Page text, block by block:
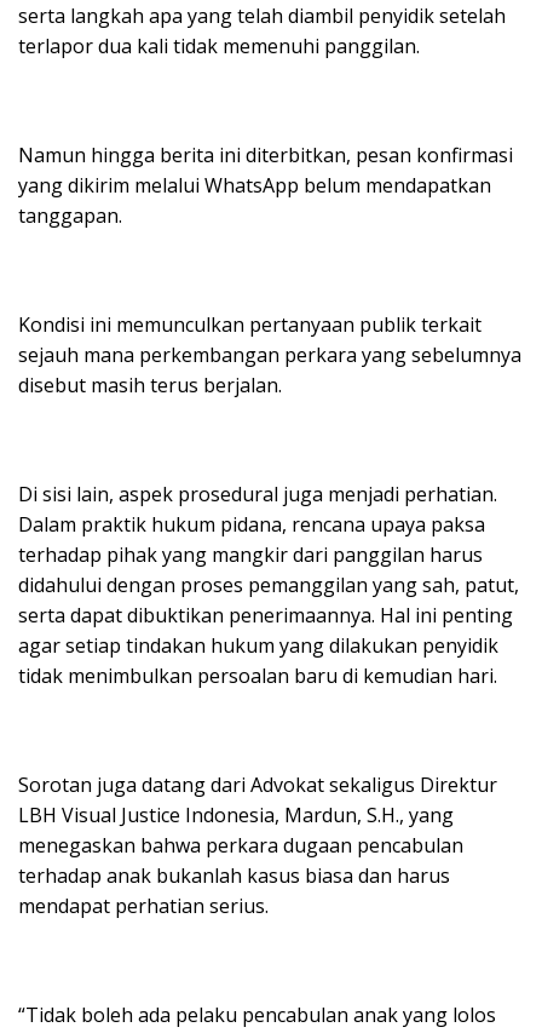
serta langkah apa yang telah diambil penyidik setelah
terlapor dua kali tidak memenuhi panggilan.
Namun hingga berita ini diterbitkan, pesan konfirmasi
yang dikirim melalui WhatsApp belum mendapatkan
tanggapan.
Kondisi ini memunculkan pertanyaan publik terkait
sejauh mana perkembangan perkara yang sebelumnya
disebut masih terus berjalan.
Di sisi lain, aspek prosedural juga menjadi perhatian.
Dalam praktik hukum pidana, rencana upaya paksa
terhadap pihak yang mangkir dari panggilan harus
didahului dengan proses pemanggilan yang sah, patut,
serta dapat dibuktikan penerimaannya. Hal ini penting
agar setiap tindakan hukum yang dilakukan penyidik
tidak menimbulkan persoalan baru di kemudian hari.
Sorotan juga datang dari Advokat sekaligus Direktur
LBH Visual Justice Indonesia, Mardun, S.H., yang
menegaskan bahwa perkara dugaan pencabulan
terhadap anak bukanlah kasus biasa dan harus
mendapat perhatian serius.
“Tidak boleh ada pelaku pencabulan anak yang lolos